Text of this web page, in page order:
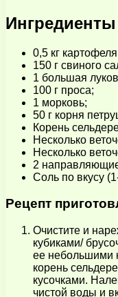
Ингредиенты
0,5 кг
150 г свиного
1 большая
100 г проса;
1 морковь;
50 г корня
Корень
Несколько
Несколько
2
Соль по вкусу
Рецепт
Очистите и
кубиками/
ее небольшими
корень
кусочками.
чистой воды и